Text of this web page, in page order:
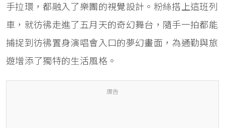
手拉環，都融入了樂團的視覺設計。粉絲搭上這班列
車，就彷彿走進了五月天的奇幻舞台，隨手一拍都能
捕捉到彷彿置身演唱會入口的夢幻畫面，為通勤與旅
遊增添了獨特的生活風格。
廣告